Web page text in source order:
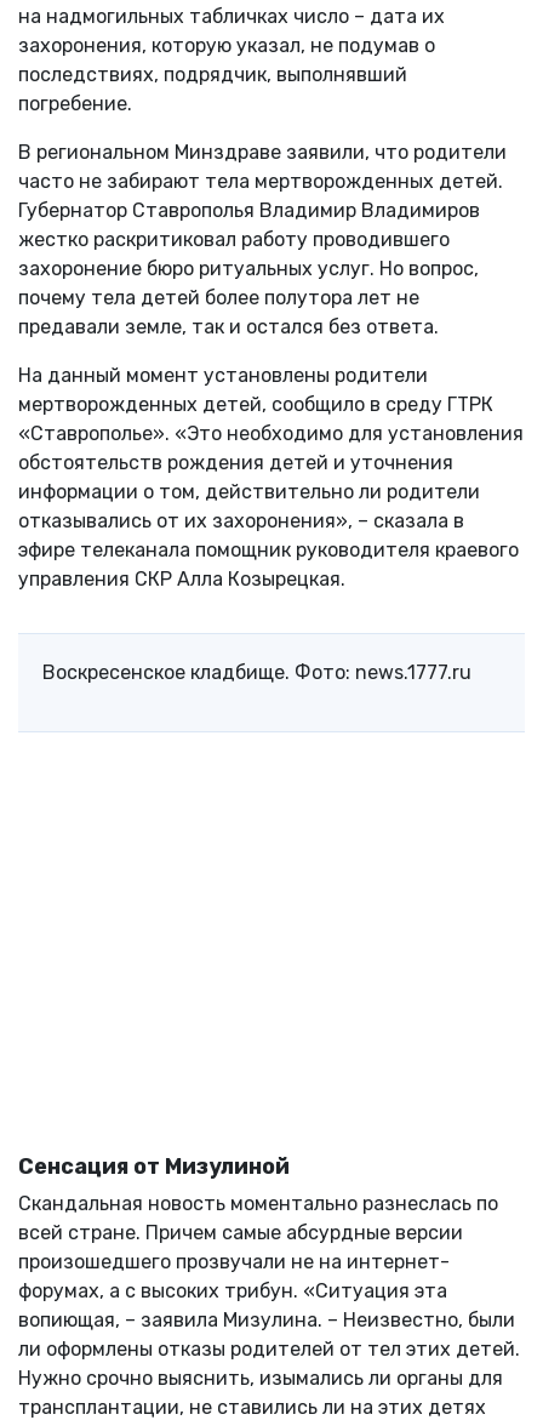
на надмогильных табличках число – дата их
захоронения, которую указал, не подумав о
последствиях, подрядчик, выполнявший
погребение.
В региональном Минздраве заявили, что родители
часто не забирают тела мертворожденных детей.
Губернатор Ставрополья Владимир Владимиров
жестко раскритиковал работу проводившего
захоронение бюро ритуальных услуг. Но вопрос,
почему тела детей более полутора лет не
предавали земле, так и остался без ответа.
На данный момент установлены родители
мертворожденных детей, сообщило в среду ГТРК
«Ставрополье». «Это необходимо для установления
обстоятельств рождения детей и уточнения
информации о том, действительно ли родители
отказывались от их захоронения», – сказала в
эфире телеканала помощник руководителя краевого
управления СКР Алла Козырецкая.
Воскресенское кладбище. Фото: news.1777.ru
Сенсация от Мизулиной
Скандальная новость моментально разнеслась по
всей стране. Причем самые абсурдные версии
произошедшего прозвучали не на интернет-
форумах, а с высоких трибун. «Ситуация эта
вопиющая, – заявила Мизулина. – Неизвестно, были
ли оформлены отказы родителей от тел этих детей.
Нужно срочно выяснить, изымались ли органы для
трансплантации, не ставились ли на этих детях